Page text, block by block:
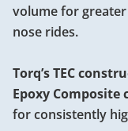
volume for
nose rides.
Torq’s TEC
Epoxy
for consistently